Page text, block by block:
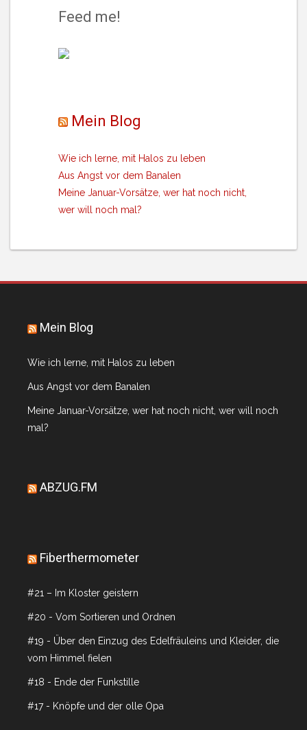
Feed me!
Mein Blog
Wie ich lerne, mit Halos zu leben
Aus Angst vor dem Banalen
Meine Januar-Vorsätze, wer hat noch nicht,
wer will noch mal?
Mein Blog
Wie ich lerne, mit Halos zu leben
Aus Angst vor dem Banalen
Meine Januar-Vorsätze, wer hat noch nicht, wer will noch
mal?
ABZUG.FM
Fiberthermometer
#21 – Im Kloster geistern
#20 - Vom Sortieren und Ordnen
#19 - Über den Einzug des Edelfräuleins und Kleider, die
vom Himmel fielen
#18 - Ende der Funkstille
#17 - Knöpfe und der olle Opa